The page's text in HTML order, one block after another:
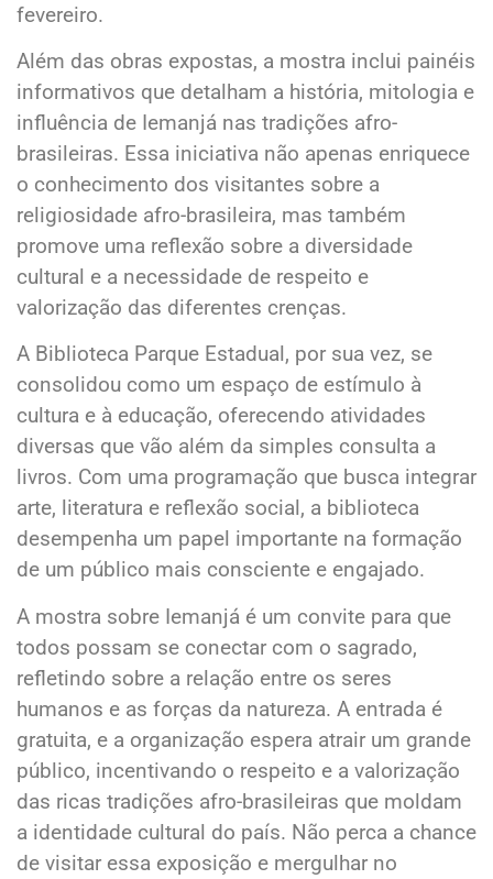
fevereiro.
Além das obras expostas, a mostra inclui painéis
informativos que detalham a história, mitologia e
influência de Iemanjá nas tradições afro-
brasileiras. Essa iniciativa não apenas enriquece
o conhecimento dos visitantes sobre a
religiosidade afro-brasileira, mas também
promove uma reflexão sobre a diversidade
cultural e a necessidade de respeito e
valorização das diferentes crenças.
A Biblioteca Parque Estadual, por sua vez, se
consolidou como um espaço de estímulo à
cultura e à educação, oferecendo atividades
diversas que vão além da simples consulta a
livros. Com uma programação que busca integrar
arte, literatura e reflexão social, a biblioteca
desempenha um papel importante na formação
de um público mais consciente e engajado.
A mostra sobre Iemanjá é um convite para que
todos possam se conectar com o sagrado,
refletindo sobre a relação entre os seres
humanos e as forças da natureza. A entrada é
gratuita, e a organização espera atrair um grande
público, incentivando o respeito e a valorização
das ricas tradições afro-brasileiras que moldam
a identidade cultural do país. Não perca a chance
de visitar essa exposição e mergulhar no